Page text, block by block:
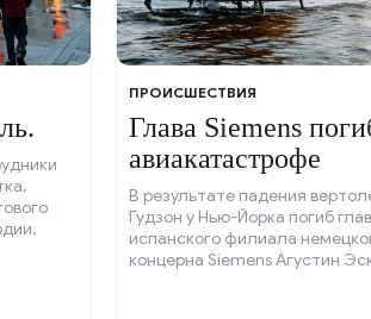
ПРОИСШЕСТВИЯ
Глава Siemens
авиакатастрофе
В результате падения
Гудзон у Нью-Йорка погиб
испанского филиала
концерна Siemens Агустин